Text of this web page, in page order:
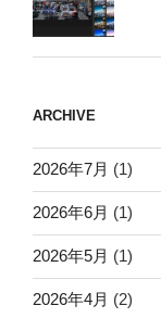
ARCHIVE
2026年7月 (1)
2026年6月 (1)
2026年5月 (1)
2026年4月 (2)